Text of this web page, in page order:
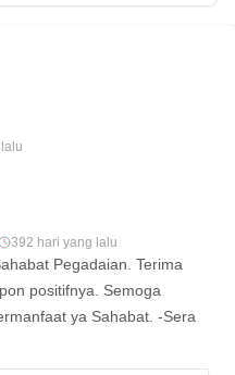
to earning ratio (PER)
392 hari yang lalu
Pegadaian. Terima
positifnya. Semoga
ya Sahabat. -Sera